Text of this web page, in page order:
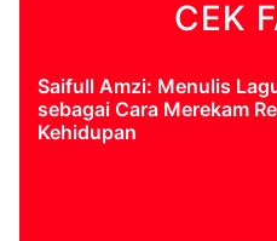
CEK
Saifull Amzi: Menulis
sebagai Cara Merekam
Kehidupan